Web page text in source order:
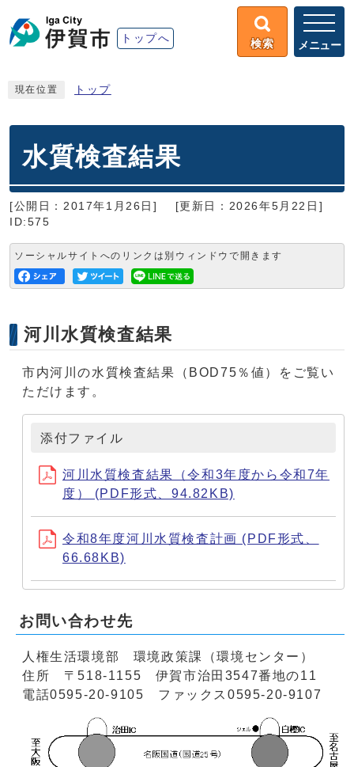
トップへ 検索 メニュー
現在位置 トップ
水質検査結果
[公開日：2017年1月26日]
[更新日：2026年5月22日]
ID:575
ソーシャルサイトへのリンクは別ウィンドウで開きます
河川水質検査結果
市内河川の水質検査結果（BOD75％値）をご覧い
ただけます。
添付ファイル
河川水質検査結果（令和3年度から令和7年
度） (PDF形式、94.82KB)
令和8年度河川水質検査計画 (PDF形式、
66.68KB)
お問い合わせ先
人権生活環境部 環境政策課（環境センター）
住所 〒518-1155 伊賀市治田3547番地の11
電話0595-20-9105 ファックス0595-20-9107